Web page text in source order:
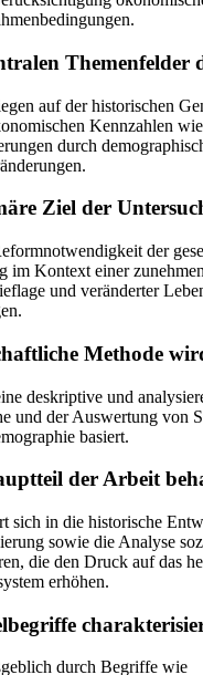
Themenfelder
auf der historischen
Kennzahlen
durch
Ziel der
der
im Kontext einer
und veränderter
Methode
deskriptive und
und der Auswertung von
basiert.
der Arbeit
sich in die historische
sowie die Analyse
die den Druck auf das
erhöhen.
durch Begriffe wie